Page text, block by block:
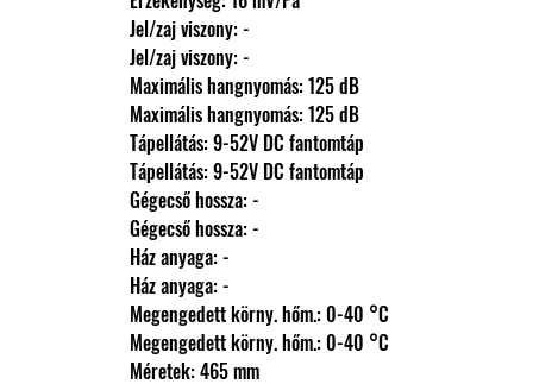
                Jel/zaj viszony: -
                Jel/zaj viszony: -
                Maximális hangnyomás: 125 dB
                Maximális hangnyomás: 125 dB
                Tápellátás: 9-52V DC fantomtáp
                Tápellátás: 9-52V DC fantomtáp
                Gégecső hossza: -
                Gégecső hossza: -
                Ház anyaga: -
                Ház anyaga: -
                Megengedett körny. hőm.: 0-40 °C
                Megengedett körny. hőm.: 0-40 °C
                Méretek: 465 mm